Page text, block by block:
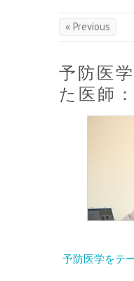
« Previous
予防医
た医師
予防医学をテ